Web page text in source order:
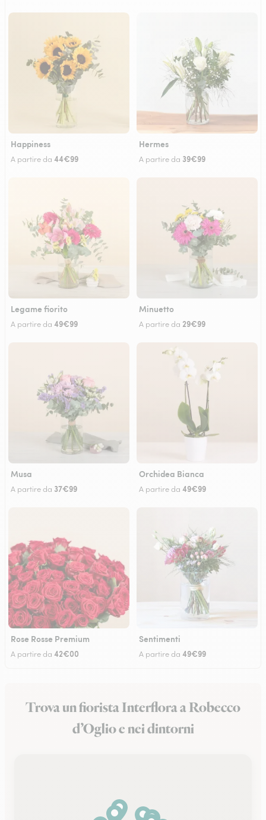
Happiness
A partire da 44€99
Hermes
A partire da 39€99
Legame fiorito
A partire da 49€99
Minuetto
A partire da 29€99
Musa
A partire da 37€99
Orchidea Bianca
A partire da 49€99
Rose Rosse Premium
A partire da 42€00
Sentimenti
A partire da 49€99
Trova un fiorista Interflora a Robecco
d’Oglio e nei dintorni